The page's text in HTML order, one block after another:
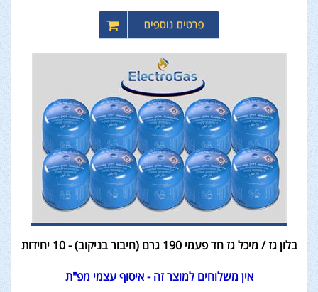
בלון גז / מיכל גז חד פעמי 190 גרם (חיבור בניקוב) - 10 יחידות
אין משלוחים למוצר זה - איסוף עצמי מפ"ת